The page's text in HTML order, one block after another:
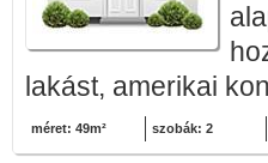
lakást, amerikai
méret: 49m² szobák: 2